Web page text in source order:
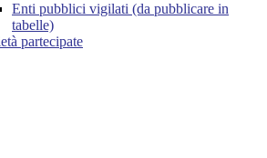
Enti pubblici vigilati (da pubblicare in
tabelle)
partecipate